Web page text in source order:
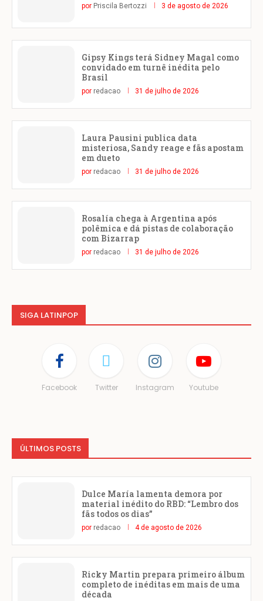
por Priscila Bertozzi 3 de agosto de 2026
Gipsy Kings terá Sidney Magal como
convidado em turnê inédita pelo
Brasil
por redacao 31 de julho de 2026
Laura Pausini publica data
misteriosa, Sandy reage e fãs apostam
em dueto
por redacao 31 de julho de 2026
Rosalía chega à Argentina após
polêmica e dá pistas de colaboração
com Bizarrap
por redacao 31 de julho de 2026
SIGA LATINPOP
Facebook Twitter Instagram Youtube
ÚLTIMOS POSTS
Dulce María lamenta demora por
material inédito do RBD: “Lembro dos
fãs todos os dias”
por redacao 4 de agosto de 2026
Ricky Martin prepara primeiro álbum
completo de inéditas em mais de uma
década